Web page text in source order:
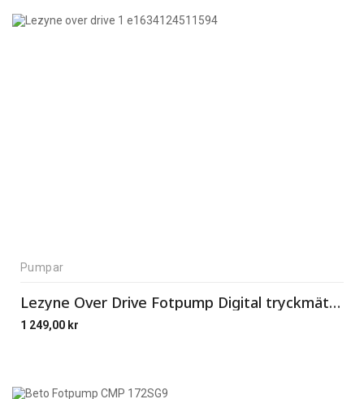
Pumpar
Lezyne Over Drive Fotpump Digital tryckmätare
1 249,00 kr